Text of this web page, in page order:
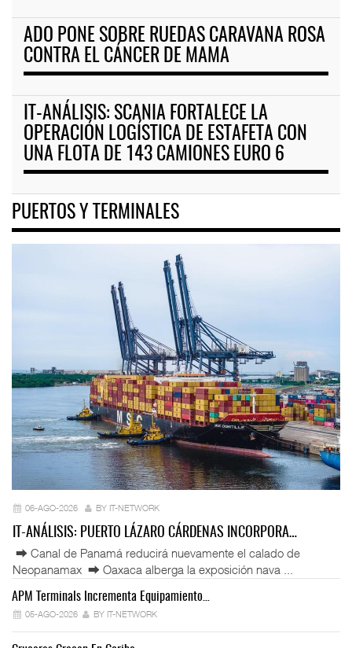
ADO PONE SOBRE RUEDAS CARAVANA ROSA
CONTRA EL CÁNCER DE MAMA
IT-ANÁLISIS: SCANIA FORTALECE LA
OPERACIÓN LOGÍSTICA DE ESTAFETA CON
UNA FLOTA DE 143 CAMIONES EURO 6
PUERTOS Y TERMINALES
06-AGO-2026 BY IT-NETWORK
IT-ANÁLISIS: PUERTO LÁZARO CÁRDENAS INCORPORA…
⮕ Canal de Panamá reducirá nuevamente el calado de
Neopanamax ⮕ Oaxaca alberga la exposición nava ...
APM Terminals Incrementa Equipamiento…
05-AGO-2026 BY IT-NETWORK